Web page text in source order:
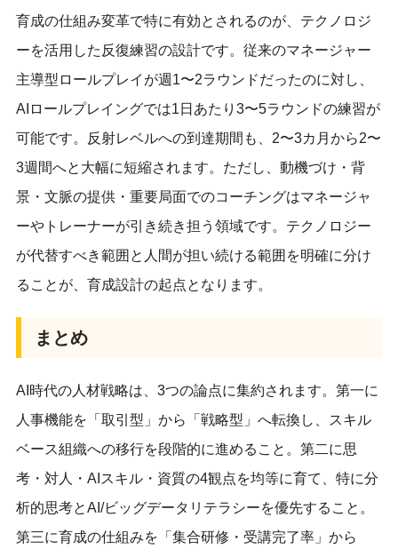
育成の仕組み変革で特に有効とされるのが、テクノロジ
ーを活用した反復練習の設計です。従来のマネージャー
主導型ロールプレイが週1〜2ラウンドだったのに対し、
AIロールプレイングでは1日あたり3〜5ラウンドの練習が
可能です。反射レベルへの到達期間も、2〜3カ月から2〜
3週間へと大幅に短縮されます。ただし、動機づけ・背
景・文脈の提供・重要局面でのコーチングはマネージャ
ーやトレーナーが引き続き担う領域です。テクノロジー
が代替すべき範囲と人間が担い続ける範囲を明確に分け
ることが、育成設計の起点となります。
まとめ
AI時代の人材戦略は、3つの論点に集約されます。第一に
人事機能を「取引型」から「戦略型」へ転換し、スキル
ベース組織への移行を段階的に進めること。第二に思
考・対人・AIスキル・資質の4観点を均等に育て、特に分
析的思考とAI/ビッグデータリテラシーを優先すること。
第三に育成の仕組みを「集合研修・受講完了率」から